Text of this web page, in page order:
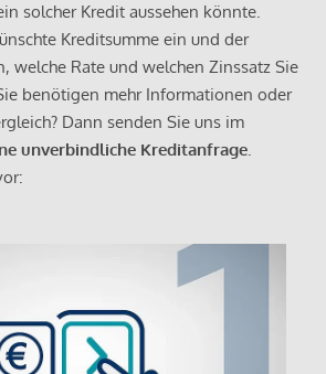
solcher Kredit aussehen könnte.
Kreditsumme ein und der
welche Rate und welchen Zinssatz Sie
benötigen mehr Informationen oder
Dann senden Sie uns im
unverbindliche Kreditanfrage.